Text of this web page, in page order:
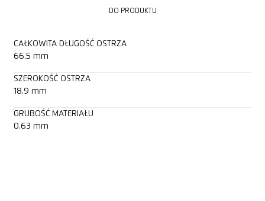
DO PRODUKTU
CAŁKOWITA DŁUGOŚĆ OSTRZA
66.5 mm
SZEROKOŚĆ OSTRZA
18.9 mm
GRUBOŚĆ MATERIAŁU
0.63 mm